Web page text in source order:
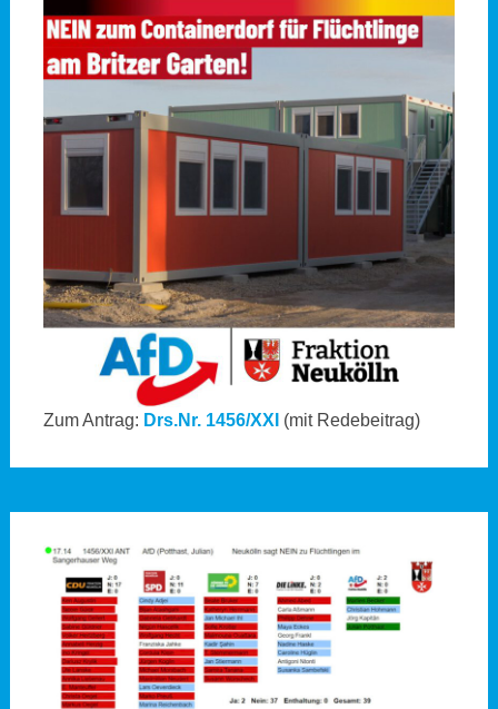
Zum Antrag: Drs.Nr. 1456/XXI (mit Redebeitrag)